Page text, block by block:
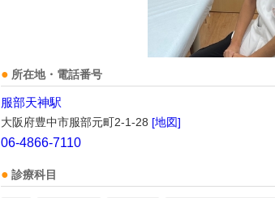
所在地・電話番号
服部天神駅
大阪府豊中市服部元町2-1-28 [地図]
06-4866-7110
診療科目